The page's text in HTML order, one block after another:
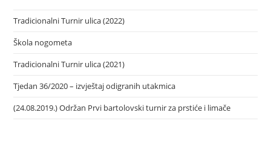
Tradicionalni Turnir ulica (2022)
Škola nogometa
Tradicionalni Turnir ulica (2021)
Tjedan 36/2020 – izvještaj odigranih utakmica
(24.08.2019.) Održan Prvi bartolovski turnir za prstiće i limače